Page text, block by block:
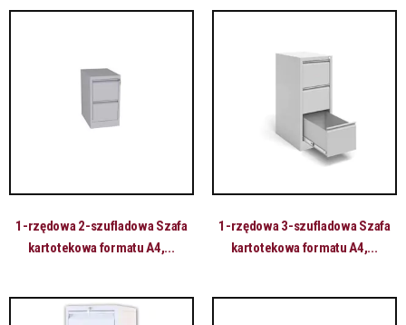
1-rzędowa 2-szufladowa Szafa
kartotekowa formatu A4,...
1-rzędowa 3-szufladowa Szafa
kartotekowa formatu A4,...